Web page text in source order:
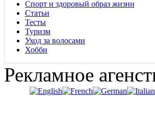
Спорт и здоровый образ жизни
Статьи
Тесты
Туризм
Уход за волосами
Хобби
Рекламное